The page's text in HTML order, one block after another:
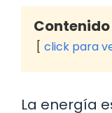
click para
La energía